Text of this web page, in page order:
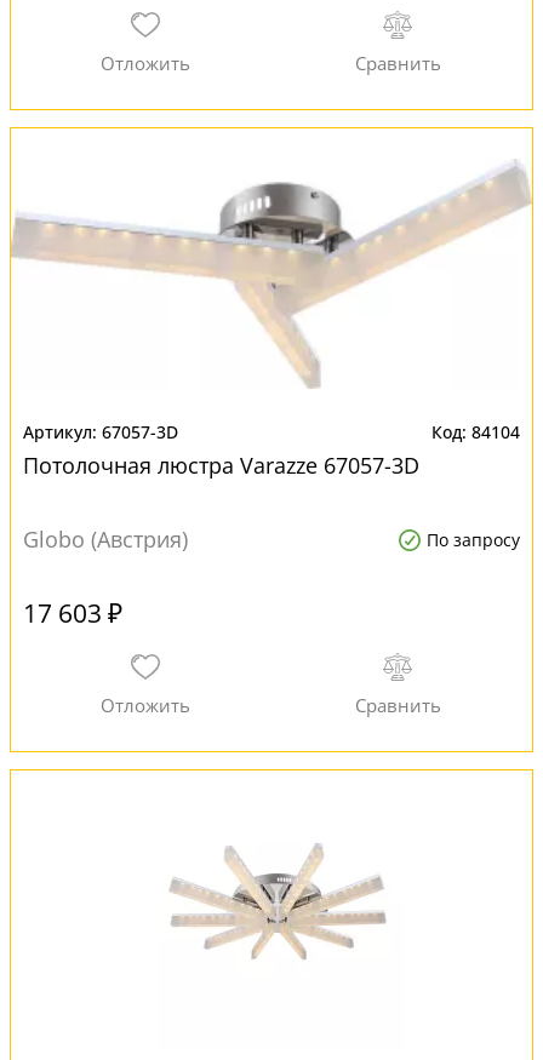
67057-3D 84104
Потолочная люстра Varazze 67057-3D
Globo (Австрия) По запросу
17 603 ₽